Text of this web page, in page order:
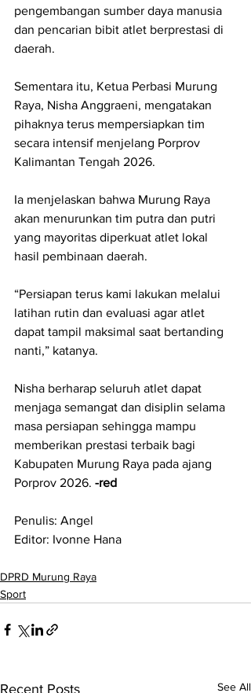
pengembangan sumber daya manusia
dan pencarian bibit atlet berprestasi di
daerah.
Sementara itu, Ketua Perbasi Murung
Raya, Nisha Anggraeni, mengatakan
pihaknya terus mempersiapkan tim
secara intensif menjelang Porprov
Kalimantan Tengah 2026.
Ia menjelaskan bahwa Murung Raya
akan menurunkan tim putra dan putri
yang mayoritas diperkuat atlet lokal
hasil pembinaan daerah.
“Persiapan terus kami lakukan melalui
latihan rutin dan evaluasi agar atlet
dapat tampil maksimal saat bertanding
nanti,” katanya.
Nisha berharap seluruh atlet dapat
menjaga semangat dan disiplin selama
masa persiapan sehingga mampu
memberikan prestasi terbaik bagi
Kabupaten Murung Raya pada ajang
Porprov 2026. -red
Penulis: Angel
Editor: Ivonne Hana
DPRD Murung Raya
Sport
Recent Posts See All